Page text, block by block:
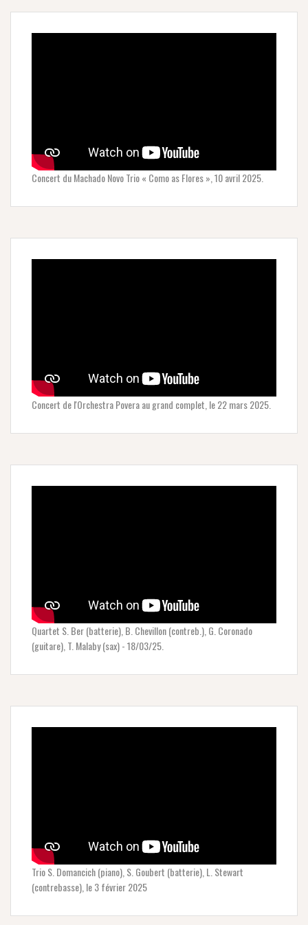
Concert du Machado Novo Trio « Como as Flores », 10 avril 2025.
Concert de l'Orchestra Povera au grand complet, le 22 mars 2025.
Quartet S. Ber (batterie), B. Chevillon (contreb.), G. Coronado
(guitare), T. Malaby (sax) - 18/03/25.
Trio S. Domancich (piano), S. Goubert (batterie), L. Stewart
(contrebasse), le 3 février 2025